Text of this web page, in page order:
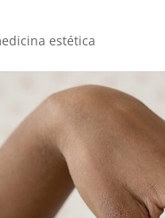
estética